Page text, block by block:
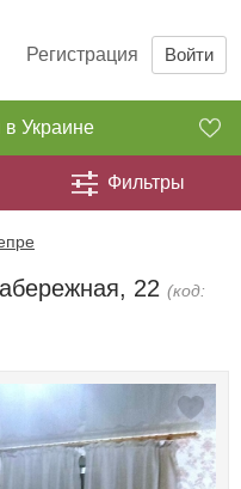
Регистрация Войти
в Украине
Фильтры
22 (код: